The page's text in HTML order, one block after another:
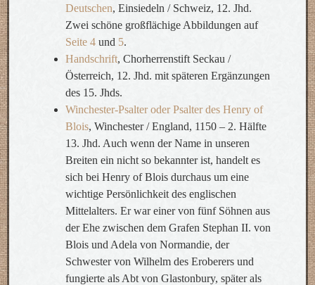
Deutschen, Einsiedeln / Schweiz, 12. Jhd.
Zwei schöne großflächige Abbildungen auf
Seite 4 und 5.
Handschrift, Chorherrenstift Seckau /
Österreich, 12. Jhd. mit späteren Ergänzungen
des 15. Jhds.
Winchester-Psalter oder Psalter des Henry of
Blois, Winchester / England, 1150 – 2. Hälfte
13. Jhd. Auch wenn der Name in unseren
Breiten ein nicht so bekannter ist, handelt es
sich bei Henry of Blois durchaus um eine
wichtige Persönlichkeit des englischen
Mittelalters. Er war einer von fünf Söhnen aus
der Ehe zwischen dem Grafen Stephan II. von
Blois und Adela von Normandie, der
Schwester von Wilhelm des Eroberers und
fungierte als Abt von Glastonbury, später als